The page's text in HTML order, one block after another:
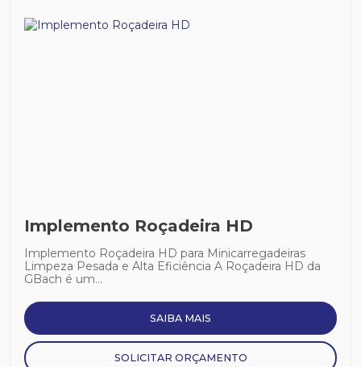
Implemento Roçadeira HD
Implemento Roçadeira HD para Minicarregadeiras
Limpeza Pesada e Alta Eficiência A Roçadeira HD da
GBach é um...
SAIBA MAIS
SOLICITAR ORÇAMENTO